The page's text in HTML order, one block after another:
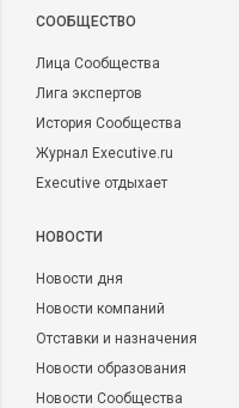
CООБЩЕСТВО
Лица Сообщества
Лига экспертов
История Сообщества
Журнал Executive.ru
Executive отдыхает
НОВОСТИ
Новости дня
Новости компаний
Отставки и назначения
Новости образования
Новости Сообщества